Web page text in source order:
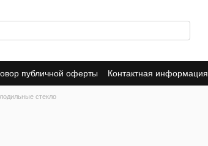
публичной оферты Контактная информация
стекло